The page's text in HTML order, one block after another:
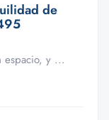
de
espacio, y ...